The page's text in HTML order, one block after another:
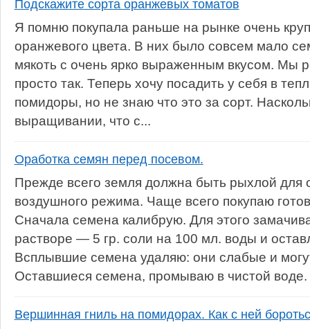
Подскажите сорта оранжевых томатов
Я помню покупала раньше на рынке очень
оранжевого цвета. В них было совсем мало
мякоть с очень ярко выраженным вкусом. Мы
просто так. Теперь хочу посадить у себя в
помидоры, но не знаю что это за сорт.
выращивании, что с...
Оработка семян перед посевом.
Прежде всего земля должна быть рыхлой для
воздушного режима. Чаще всего покупаю
Сначала семена калибрую. Для этого
растворе — 5 гр. соли на 100 мл. воды и
Всплывшие семена удаляю: они слабые и
Оставшиеся семена, промываю в чистой воде.
Вершинная гниль на помидорах. Как с ней